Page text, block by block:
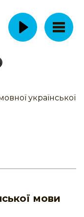
української
мови